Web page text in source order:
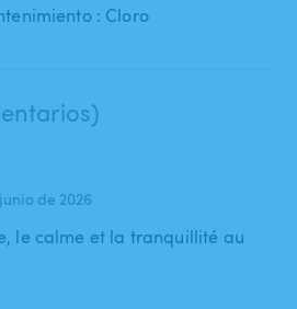
: Cloro
junio de 2026
le calme et la tranquillité au